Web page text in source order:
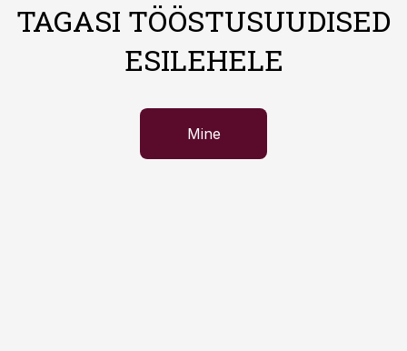
TAGASI TÖÖSTUSUUDISED
ESILEHELE
Mine